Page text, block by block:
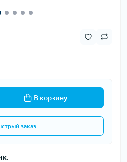
В корзину
заказ